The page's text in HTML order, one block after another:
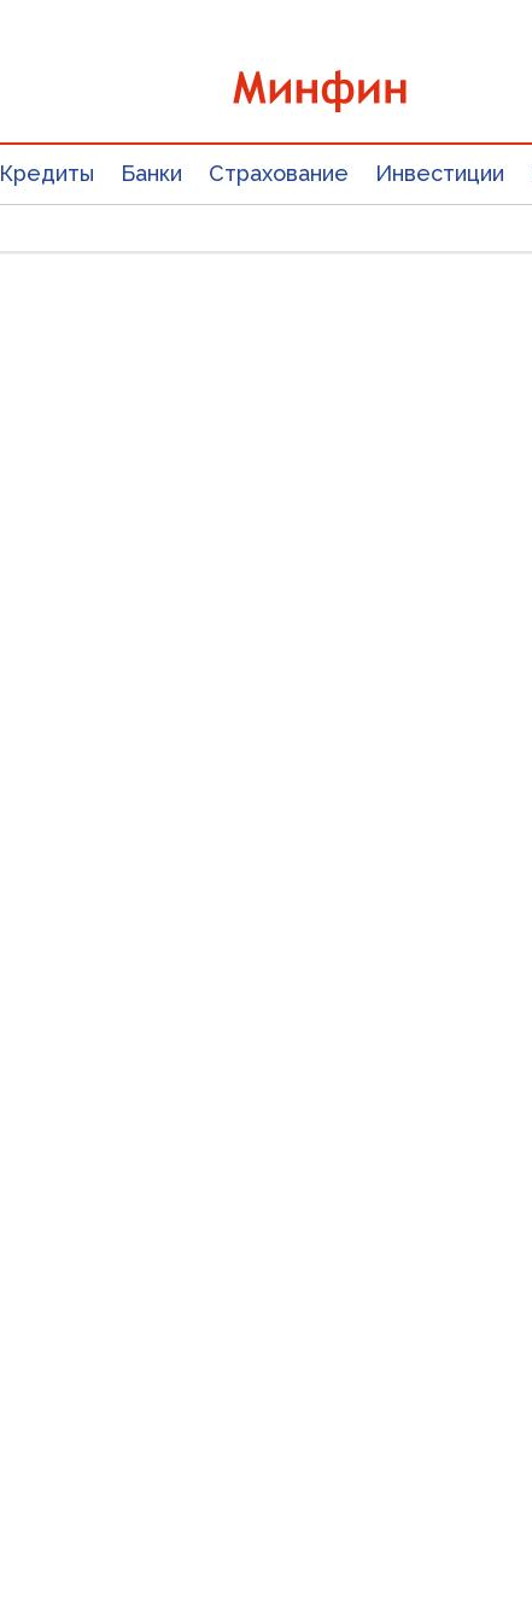
Кредиты Банки Страхование Инвестиции